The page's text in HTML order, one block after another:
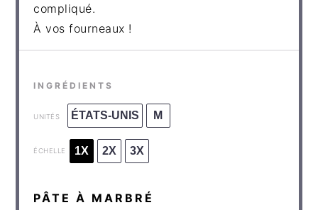
compliqué.
À vos fourneaux !
INGRÉDIENTS
UNITÉS ÉTATS-UNIS M
ÉCHELLE 1X 2X 3X
PÂTE À MARBRÉ